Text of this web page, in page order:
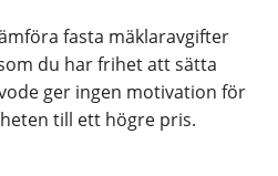
fasta mäklaravgifter
du har frihet att sätta
ger ingen motivation för
till ett högre pris.